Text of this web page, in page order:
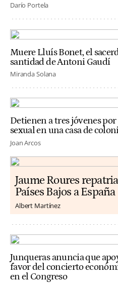
Darío Portela
Muere Lluís Bonet, el
santidad de Antoni Gaudí
Miranda Solana
Detienen a tres jóvenes
sexual en una casa de
Joan Arcos
Jaume Roures
Países Bajos a España
Albert Martínez
Junqueras anuncia que
favor del concierto
en el Congreso